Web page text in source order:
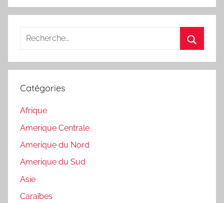
Recherche
:
Catégories
Afrique
Amerique Centrale
Amerique du Nord
Amerique du Sud
Asie
Caraïbes